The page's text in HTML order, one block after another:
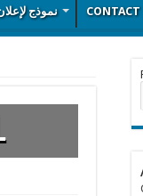
نموذج CONTACT